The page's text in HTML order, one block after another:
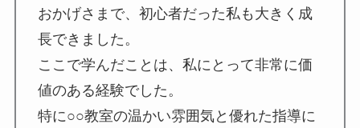
おかげさまで、初心者だった私も大きく成
長できました。
ここで学んだことは、私にとって非常に価
値のある経験でした。
特に○○教室の温かい雰囲気と優れた指導に